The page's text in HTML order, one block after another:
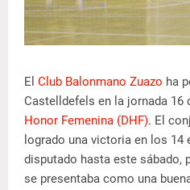
El Club Balonmano Zuazo ha
Castelldefels en la jornada 16
Honor Femenina (DHF). El
logrado una victoria en los 14
disputado hasta este sábado,
se presentaba como una